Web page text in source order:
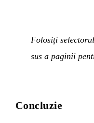
Folosiți
sus a paginii
Concluzie